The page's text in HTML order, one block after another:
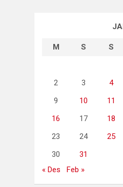
M S S
2
3 4
9
10 11
16
17 18
23
24 25
30
31
« Des
Feb »